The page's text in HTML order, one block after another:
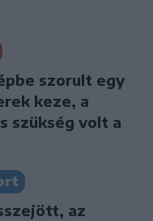
szorult egy
keze, a
szükség volt a
az